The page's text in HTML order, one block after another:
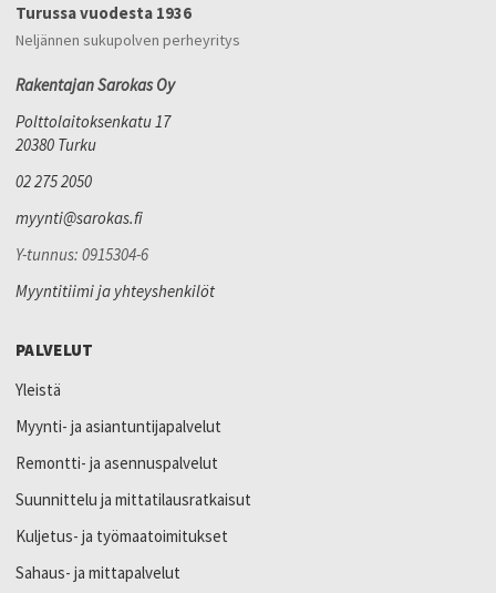
Turussa vuodesta 1936
Neljännen sukupolven perheyritys
Rakentajan Sarokas Oy
Polttolaitoksenkatu 17
20380 Turku
02 275 2050
myynti@sarokas.fi
Y-tunnus: 0915304-6
Myyntitiimi ja yhteyshenkilöt
PALVELUT
Yleistä
Myynti- ja asiantuntijapalvelut
Remontti- ja asennuspalvelut
Suunnittelu ja mittatilausratkaisut
Kuljetus- ja työmaatoimitukset
Sahaus- ja mittapalvelut